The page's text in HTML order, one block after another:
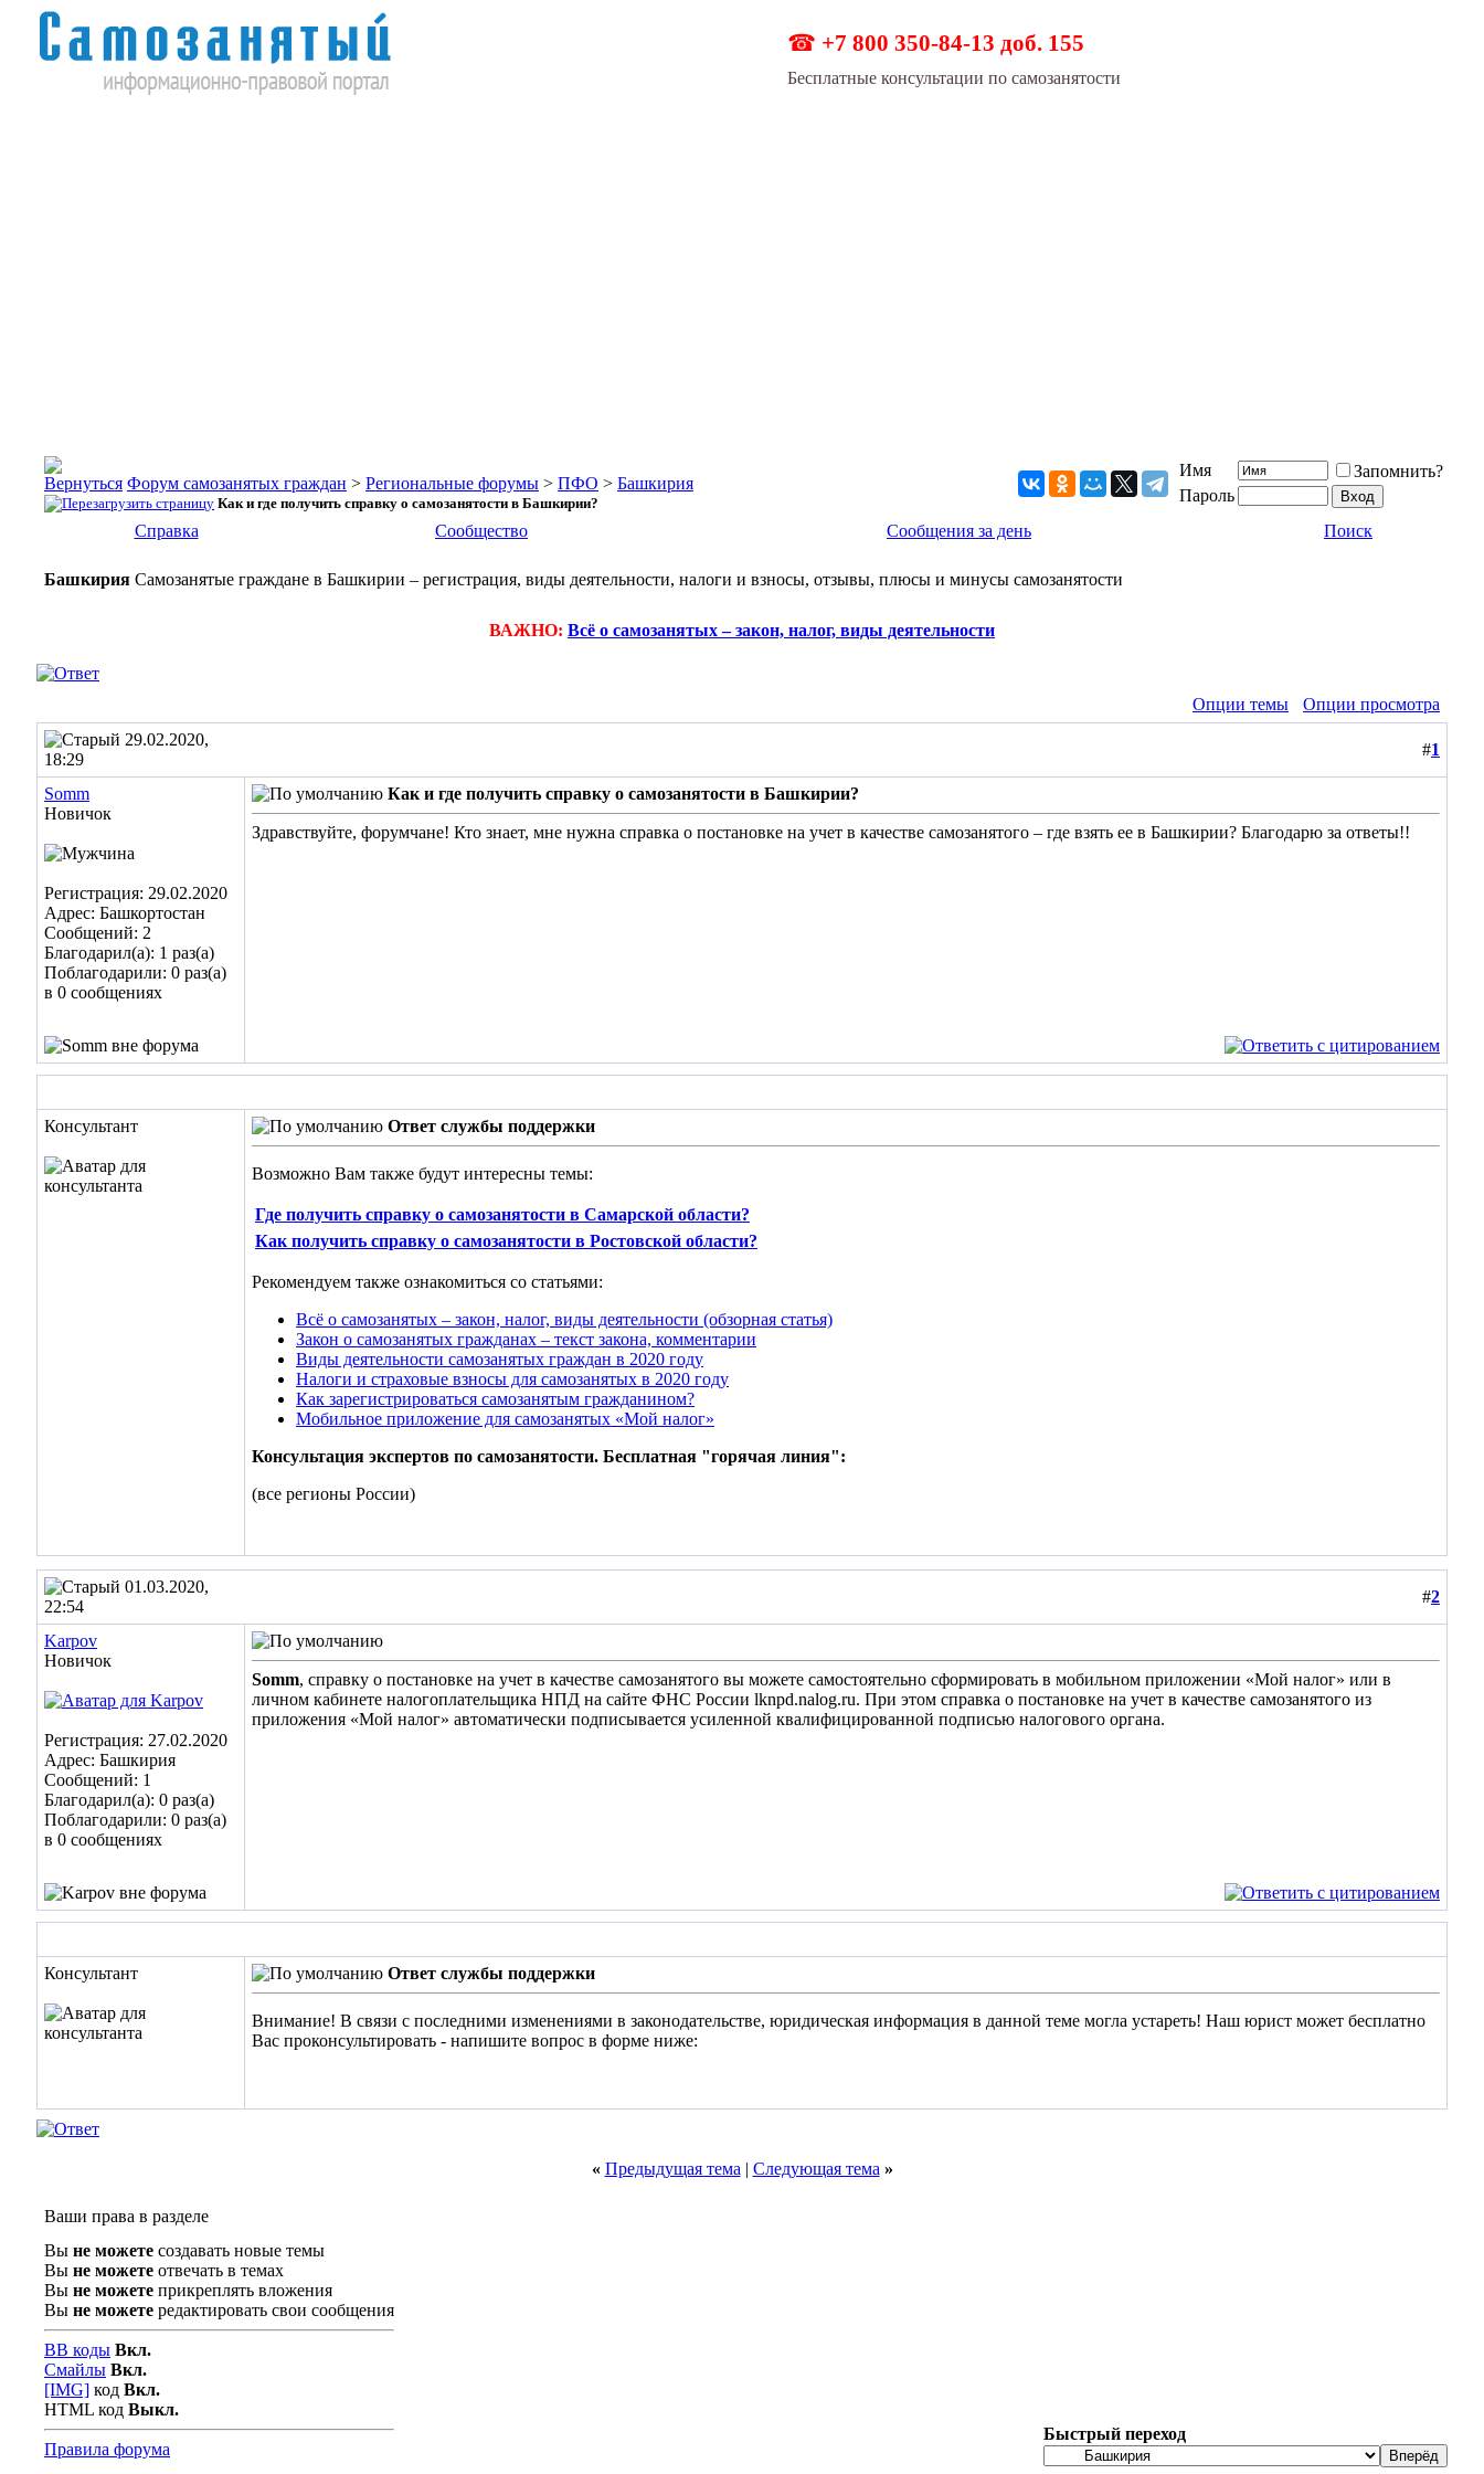
☎ +7 800 350-84-13 доб. 155
Бесплатные консультации по самозанятости
Форум самозанятых граждан > Региональные форумы > ПФО > Башкирия
Как и где получить справку о самозанятости в Башкирии?
Имя
Запомнить?
Пароль
Справка
Сообщество Сообщения за день Поиск
Башкирия Самозанятые граждане в Башкирии – регистрация, виды деятельности, налоги и взносы, отзывы, плюсы и минусы самозанятости
ВАЖНО: Всё о самозанятых – закон, налог, виды деятельности
Опции темы
Опции просмотра
29.02.2020,
18:29
#1
Somm
Новичок
Регистрация: 29.02.2020
Адрес: Башкортостан
Сообщений: 2
Благодарил(а): 1 раз(а)
Поблагодарили: 0 раз(а)
в 0 сообщениях
Как и где получить справку о самозанятости в Башкирии?
Здравствуйте, форумчане! Кто знает, мне нужна справка о постановке на учет в качестве самозанятого – где взять ее в Башкирии? Благодарю за ответы!!
Консультант Ответ службы поддержки
Возможно Вам также будут интересны темы:
Где получить справку о самозанятости в Самарской области?
Как получить справку о самозанятости в Ростовской области?
Рекомендуем также ознакомиться со статьями:
Всё о самозанятых – закон, налог, виды деятельности (обзорная статья)
Закон о самозанятых гражданах – текст закона, комментарии
Виды деятельности самозанятых граждан в 2020 году
Налоги и страховые взносы для самозанятых в 2020 году
Как зарегистрироваться самозанятым гражданином?
Мобильное приложение для самозанятых «Мой налог»
Консультация экспертов по самозанятости. Бесплатная "горячая линия":
(все регионы России)
01.03.2020,
22:54
#2
Karpov
Новичок
Регистрация: 27.02.2020
Адрес: Башкирия
Сообщений: 1
Благодарил(а): 0 раз(а)
Поблагодарили: 0 раз(а)
в 0 сообщениях
Somm, справку о постановке на учет в качестве самозанятого вы можете самостоятельно сформировать в мобильном приложении «Мой налог» или в
личном кабинете налогоплательщика НПД на сайте ФНС России lknpd.nalog.ru. При этом справка о постановке на учет в качестве самозанятого из
приложения «Мой налог» автоматически подписывается усиленной квалифицированной подписью налогового органа.
Консультант Ответ службы поддержки
Внимание! В связи с последними изменениями в законодательстве, юридическая информация в данной теме могла устареть! Наш юрист может бесплатно
Вас проконсультировать - напишите вопрос в форме ниже:
« Предыдущая тема | Следующая тема »
Ваши права в разделе
Вы не можете создавать новые темы
Вы не можете отвечать в темах
Вы не можете прикреплять вложения
Вы не можете редактировать свои сообщения
BB коды Вкл.
Смайлы Вкл.
[IMG] код Вкл.
HTML код Выкл.
Правила форума
Быстрый переход